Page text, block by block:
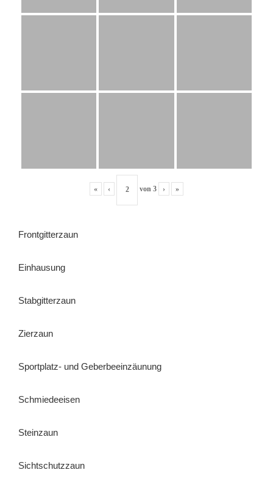
« ‹ von 3 › »
Frontgitterzaun
Einhausung
Stabgitterzaun
Zierzaun
Sportplatz- und Geberbeeinzäunung
Schmiedeeisen
Steinzaun
Sichtschutzzaun